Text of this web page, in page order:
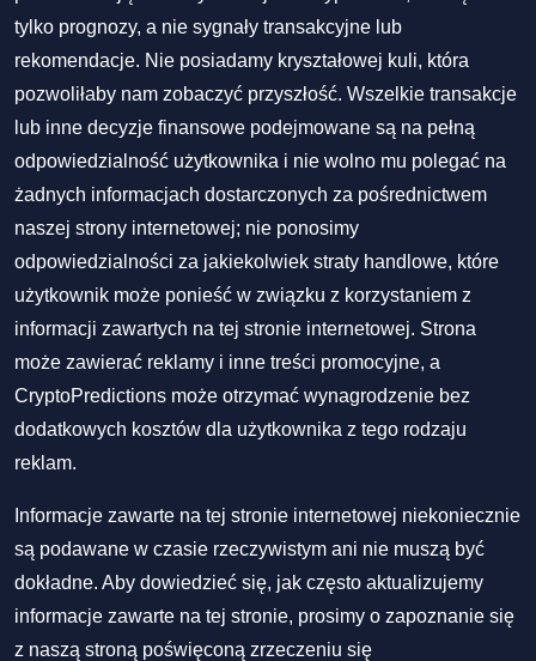
tylko prognozy, a nie sygnały transakcyjne lub
rekomendacje. Nie posiadamy kryształowej kuli, która
pozwoliłaby nam zobaczyć przyszłość. Wszelkie transakcje
lub inne decyzje finansowe podejmowane są na pełną
odpowiedzialność użytkownika i nie wolno mu polegać na
żadnych informacjach dostarczonych za pośrednictwem
naszej strony internetowej; nie ponosimy
odpowiedzialności za jakiekolwiek straty handlowe, które
użytkownik może ponieść w związku z korzystaniem z
informacji zawartych na tej stronie internetowej. Strona
może zawierać reklamy i inne treści promocyjne, a
CryptoPredictions może otrzymać wynagrodzenie bez
dodatkowych kosztów dla użytkownika z tego rodzaju
reklam.
Informacje zawarte na tej stronie internetowej niekoniecznie
są podawane w czasie rzeczywistym ani nie muszą być
dokładne. Aby dowiedzieć się, jak często aktualizujemy
informacje zawarte na tej stronie, prosimy o zapoznanie się
z naszą stroną poświęconą zrzeczeniu się